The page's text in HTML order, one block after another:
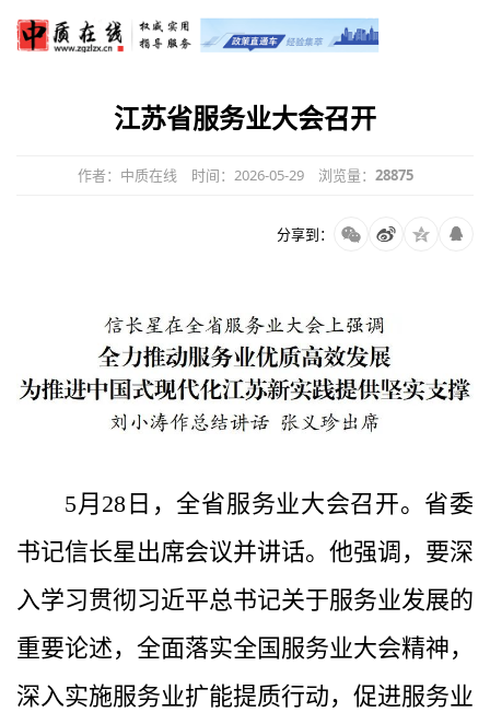
江苏省服务业大会召开
作者：中质在线 时间：2026-05-29 浏览量： 28875
分享到：
5月28日，全省服务业大会召开。省委
书记信长星出席会议并讲话。他强调，要深
入学习贯彻习近平总书记关于服务业发展的
重要论述，全面落实全国服务业大会精神，
深入实施服务业扩能提质行动，促进服务业